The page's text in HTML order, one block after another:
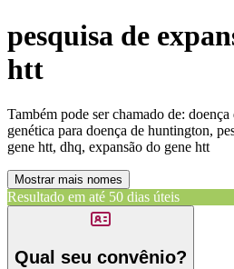
pesquisa de
htt
Também pode ser chamado de: doença
genética para doença de huntington,
gene htt, dhq, expansão do gene htt
Mostrar mais nomes
Resultado em até 50 dias úteis
Qual seu convênio?